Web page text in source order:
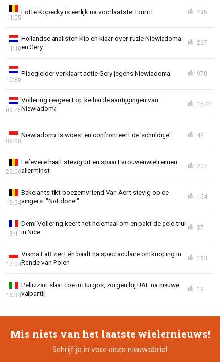
Lotte Kopecky is eerlijk na voorlaatste Tourrit
11:55
295
Hollandse analisten klip en klaar over ruzie Niewiadoma
en Gery
11:10
267
Ploegleider verklaart actie Gery jegens Niewiadoma
10:30
970
Vollering reageert op keiharde aantijgingen van
Niewiadoma
09:45
1573
Niewiadoma is woest en confronteert de 'schuldige'
09:00
49
Lefevere haalt stevig uit en spaart vrouwenwielrennen
allerminst
20:00
207
Bakelants tikt boezemvriend Van Aert stevig op de
vingers: "Not done!"
19:04
154
Demi Vollering keert het helemaal om en pakt de gele trui
in Nice
18:11
37
Visma LaB viert én baalt na spectaculaire ontknoping in
Ronde van Polen
17:04
163
Pellizzari slaat toe in Burgos, zorgen bij UAE na nieuwe
valpartij
16:34
19
Mis niets van het laatste wielernieuws!
Schrijf je in voor onze nieuwsbrief